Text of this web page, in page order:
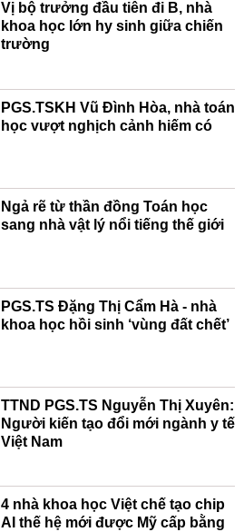
Vị bộ trưởng đầu tiên đi B, nhà
khoa học lớn hy sinh giữa chiến
trường
PGS.TSKH Vũ Đình Hòa, nhà toán
học vượt nghịch cảnh hiếm có
Ngả rẽ từ thần đồng Toán học
sang nhà vật lý nổi tiếng thế giới
PGS.TS Đặng Thị Cẩm Hà - nhà
khoa học hồi sinh ‘vùng đất chết’
TTND PGS.TS Nguyễn Thị Xuyên:
Người kiến tạo đổi mới ngành y tế
Việt Nam
4 nhà khoa học Việt chế tạo chip
AI thế hệ mới được Mỹ cấp bằng